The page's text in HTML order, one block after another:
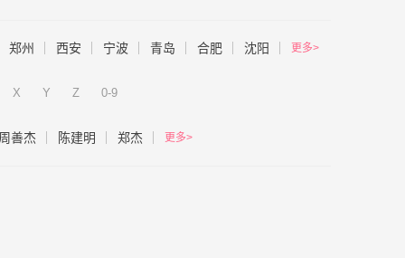
郑州 西安 宁波 青岛 合肥 沈阳 更多>
X Y Z 0-9
善杰 陈建明 郑杰 更多>